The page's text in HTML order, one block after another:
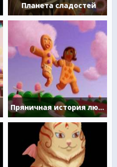
Планета сладостей
Пряничная история любви